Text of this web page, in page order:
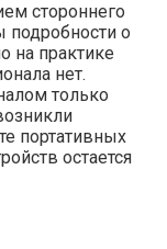
стороннего
подробности о
на практике
нет.
только
портативных
остается